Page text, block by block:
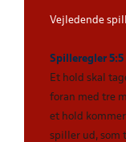
Vejledende
Spilleregler 5:5
Et hold skal
foran med tre
et hold
spiller ud, som